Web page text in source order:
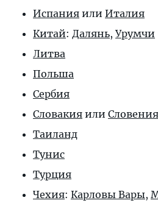
Испания или Италия
Китай: Далянь, Урумчи
Литва
Польша
Сербия
Словакия или Словения
Таиланд
Тунис
Турция
Чехия: Карловы Вары,